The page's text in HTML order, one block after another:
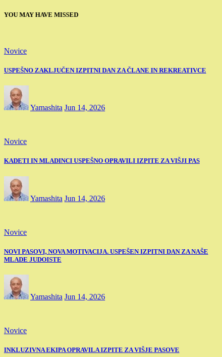
YOU MAY HAVE MISSED
Novice
USPEŠNO ZAKLJUČEN IZPITNI DAN ZA ČLANE IN REKREATIVCE
Yamashita Jun 14, 2026
Novice
KADETI IN MLADINCI USPEŠNO OPRAVILI IZPITE ZA VIŠJI PAS
Yamashita Jun 14, 2026
Novice
NOVI PASOVI, NOVA MOTIVACIJA. USPEŠEN IZPITNI DAN ZA NAŠE
MLADE JUDOISTE
Yamashita Jun 14, 2026
Novice
INKLUZIVNA EKIPA OPRAVILA IZPITE ZA VIŠJE PASOVE